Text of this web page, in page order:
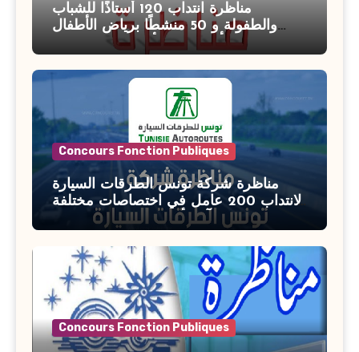
مناظرة انتداب 120 أستاذًا للشباب
والطفولة و 50 منشطًا برياض الأطفال
بوزارة الأسرة والمرأة والطفولة وكبار
السن آخر أجل للتسجيل : 27 جويلية 2026
Concours Fonction Publiques
مناظرة شركة تونس الطرقات السيارة
لانتداب 200 عامل في اختصاصات مختلفة
آخر أجل : 21 جويلية 2026
Concours Fonction Publiques